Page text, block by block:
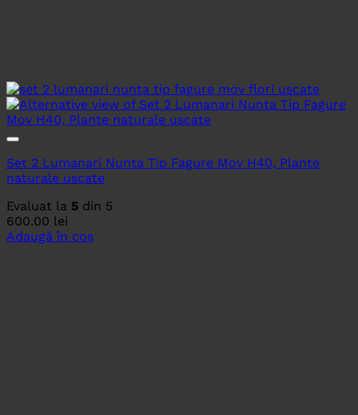
Set 2 Lumanari Nunta Tip Fagure Mov H40, Plante
naturale uscate
Evaluat la 5 din 5
600.00 lei
Adaugă în coș